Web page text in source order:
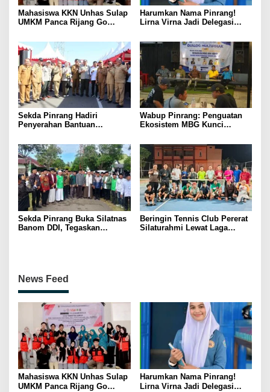
Mahasiswa KKN Unhas Sulap
UMKM Panca Rijang Go
Antusias Ikuti Pelatihan
Harumkan Nama Pinrang!
Lirna Virna Jadi Delegasi
Indonesia 2026
Sekda Pinrang Hadiri
Penyerahan Bantuan
Dukung Swasembada Pangan
Wabup Pinrang: Penguatan
Ekosistem MBG Kunci
Kerakyatan
Sekda Pinrang Buka Silatnas
Banom DDI, Tegaskan
Beringin Tennis Club Pererat
Silaturahmi Lewat Laga
News Feed
Mahasiswa KKN Unhas Sulap
UMKM Panca Rijang Go
Harumkan Nama Pinrang!
Lirna Virna Jadi Delegasi